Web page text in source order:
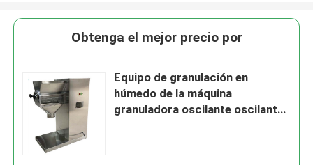
Obtenga el mejor precio por
Equipo de granulación en
húmedo de la máquina
granuladora oscilante oscilante